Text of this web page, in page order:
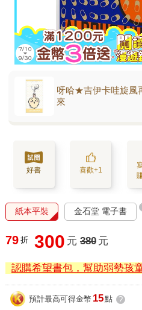
呀哈★吉伊卡哇旋風
來
好書 喜歡+1
紙本平裝 金石堂 電子書
79 折 300 元 380 元
認購希望書包，幫助弱勢孩
預計最高可得金幣 15點 ?